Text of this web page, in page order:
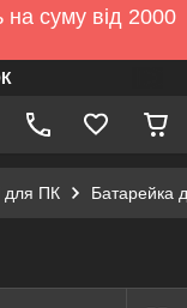
суму від 2000
для ПК Батарейка